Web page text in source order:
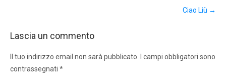
Ciao Liù →
Lascia un commento
Il tuo indirizzo email non sarà pubblicato.
I campi obbligatori sono
contrassegnati *